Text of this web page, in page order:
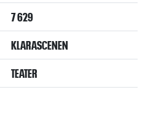
7 629
KLARASCENEN
TEATER